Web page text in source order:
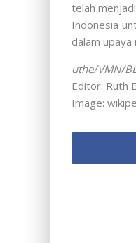
telah
Indonesia
dalam
uthe/VMN/
Editor: Ruth
Image: